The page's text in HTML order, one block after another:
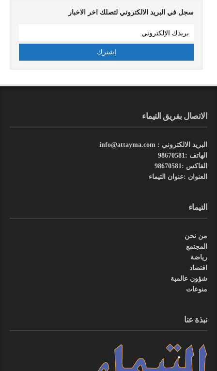
سجل في البريد الالكتروني لتصلك اخر الاخبار
الاتصال بفريق التيماء
البريد الالكتروني : info@attayma.com
الهاتف :98670581
الفاكس :98670581
العنوان :عنوان التيماء
التيماء
من نحن
المجتمع
رياضة
اقتصاد
شؤون عالمية
منوعات
نبذة عنا